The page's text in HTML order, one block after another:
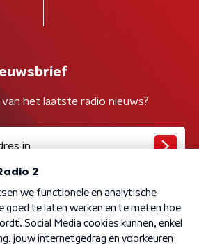
het laatste radio nieuws?